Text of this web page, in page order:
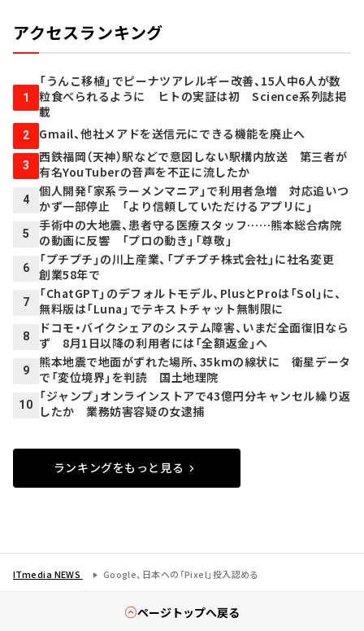
アクセスランキング
1
「うんこ移植」でピーナツアレルギー改善、15人中6人が数
粒食べられるように ヒトの実証は初 Science系列誌掲
載
2 Gmail、他社メアドを送信元にできる機能を廃止へ
3
西鉄福岡（天神）駅などで意図しない駅構内放送 第三者が
有名YouTuberの音声を不正に流したか
4
個人開発「家系ラーメンマニア」で利用者急増 対応追いつ
かず一部停止 「より信頼していただけるアプリに」
5
手術中の大地震、患者守る医療スタッフ……熊本総合病院
の動画に反響 「プロの動き」「尊敬」
6
「プチプチ」の川上産業、「プチプチ株式会社」に社名変更
創業58年で
7
「ChatGPT」のデフォルトモデル、PlusとProは「Sol」に、
無料版は「Luna」でテキストチャット無制限に
8
ドコモ・バイクシェアのシステム障害、いまだ全面復旧なら
ず 8月1日以降の利用者には「全額返金」へ
9
熊本地震で地面がずれた場所、35kmの線状に 衛星データ
で「変位境界」を判読 国土地理院
10
「ジャンプ」オンラインストアで43億円分キャンセル繰り返
したか 業務妨害容疑の女逮捕
ランキングをもっと見る
ITmedia NEWS Google、日本への「Pixel」投入認める
ページトップへ戻る